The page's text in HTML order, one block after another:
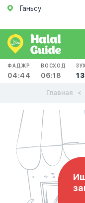
Ганьсу
ФАДЖР
04:44
ВОСХОД
06:18
Главная